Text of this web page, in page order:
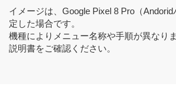
イメージは、Google Pixel 8 Pro（
定した場合です。
機種によりメニュー名称や手順が異なり
説明書をご確認ください。